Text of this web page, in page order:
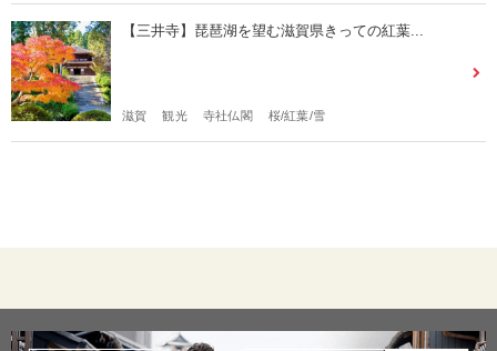
【三井寺】琵琶湖を望む滋賀県きっての紅葉...
滋賀 観光 寺社仏閣 桜/紅葉/雪